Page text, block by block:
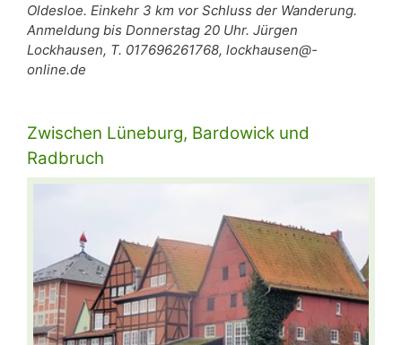
Oldesloe. Einkehr 3 km vor Schluss der Wanderung.
Anmeldung bis Donnerstag 20 Uhr. Jürgen
Lockhausen, T. 017696261768, lockhausen@-
online.de
Zwischen Lüneburg, Bardowick und
Radbruch